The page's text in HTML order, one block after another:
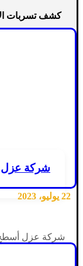
كشف تسربات
شركة عزل
22 يوليو، 2023
شركة عزل أسطح